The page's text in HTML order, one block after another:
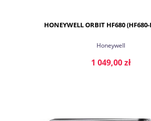
HONEYWELL ORBIT HF680
Honeywell
1 049,00 zł